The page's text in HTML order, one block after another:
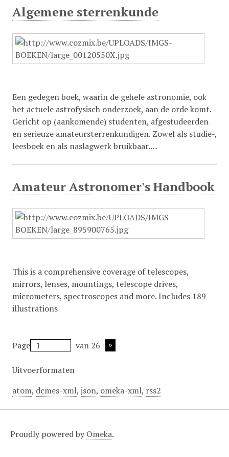
Algemene sterrenkunde
Een gedegen boek, waarin de gehele astronomie, ook
het actuele astrofysisch onderzoek, aan de orde komt.
Gericht op (aankomende) studenten, afgestudeerden
en serieuze amateursterrenkundigen. Zowel als studie-,
leesboek en als naslagwerk bruikbaar.…
Amateur Astronomer's Handbook
This is a comprehensive coverage of telescopes,
mirrors, lenses, mountings, telescope drives,
micrometers, spectroscopes and more. Includes 189
illustrations
Page van 26
Uitvoerformaten
atom, dcmes-xml, json, omeka-xml, rss2
Proudly powered by Omeka.